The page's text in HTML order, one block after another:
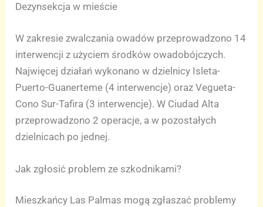
Dezynsekcja w mieście
W zakresie zwalczania owadów przeprowadzono 14
interwencji z użyciem środków owadobójczych.
Najwięcej działań wykonano w dzielnicy Isleta-
Puerto-Guanerteme (4 interwencje) oraz Vegueta-
Cono Sur-Tafira (3 interwencje). W Ciudad Alta
przeprowadzono 2 operacje, a w pozostałych
dzielnicach po jednej.
Jak zgłosić problem ze szkodnikami?
Mieszkańcy Las Palmas mogą zgłaszać problemy